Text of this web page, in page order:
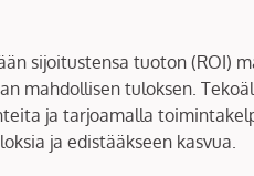
sijoitustensa tuoton (ROI)
tuloksen.
ja tarjoamalla
ja edistääkseen kasvua.